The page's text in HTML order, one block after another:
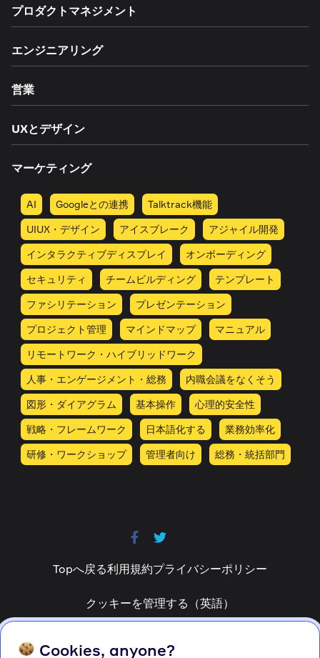
プロダクトマネジメント
エンジニアリング
営業
UXとデザイン
マーケティング
AI Googleとの連携 Talktrack機能
UIUX・デザイン アイスブレーク アジャイル開発
インタラクティブディスプレイ オンボーディング
セキュリティ チームビルディング テンプレート
ファシリテーション プレゼンテーション
プロジェクト管理 マインドマップ マニュアル
リモートワーク・ハイブリッドワーク
人事・エンゲージメント・総務 内職会議をなくそう
図形・ダイアグラム 基本操作 心理的安全性
戦略・フレームワーク 日本語化する 業務効率化
研修・ワークショップ 管理者向け 総務・統括部門
Topへ戻る利用規約プライバシーポリシー
クッキーを管理する（英語）
Cookies, anyone?